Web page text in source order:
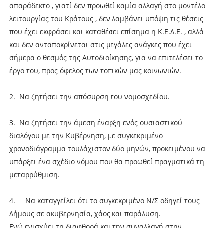
απαράδεκτο , γιατί δεν προωθεί καμία αλλαγή στο μοντέλο
λειτουργίας του Κράτους , δεν λαμβάνει υπόψη τις θέσεις
που έχει εκφράσει και καταθέσει επίσημα η Κ.Ε.Δ.Ε. , αλλά
και δεν ανταποκρίνεται στις μεγάλες ανάγκες που έχει
σήμερα ο θεσμός της Αυτοδιοίκησης, για να επιτελέσει το
έργο του, προς όφελος των τοπικών μας κοινωνιών.
2. Να ζητήσει την απόσυρση του νομοσχεδίου.
3. Να ζητήσει την άμεση έναρξη ενός ουσιαστικού
διαλόγου με την Κυβέρνηση, με συγκεκριμένο
χρονοδιάγραμμα τουλάχιστον δύο μηνών, προκειμένου να
υπάρξει ένα σχέδιο νόμου που θα προωθεί πραγματικά τη
μεταρρύθμιση.
4. Να καταγγείλει ότι το συγκεκριμένο Ν/Σ οδηγεί τους
Δήμους σε ακυβερνησία, χάος και παράλυση.